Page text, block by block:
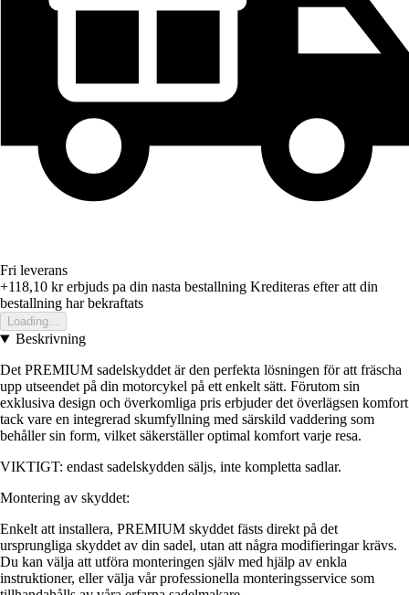
Fri leverans
+118,10 krerbjuds pa din nasta bestallning Krediteras efter att din
bestallning har bekraftats
Loading...
Beskrivning
Det PREMIUM sadelskyddet är den perfekta lösningen för att fräscha
upp utseendet på din motorcykel på ett enkelt sätt. Förutom sin
exklusiva design och överkomliga pris erbjuder det överlägsen komfort
tack vare en integrerad skumfyllning med särskild vaddering som
behåller sin form, vilket säkerställer optimal komfort varje resa.
VIKTIGT: endast sadelskydden säljs, inte kompletta sadlar.
Montering av skyddet:
Enkelt att installera, PREMIUM skyddet fästs direkt på det
ursprungliga skyddet av din sadel, utan att några modifieringar krävs.
Du kan välja att utföra monteringen själv med hjälp av enkla
instruktioner, eller välja vår professionella monteringsservice som